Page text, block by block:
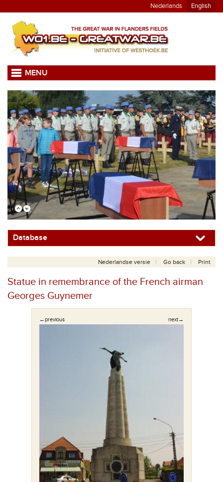
Nederlands English
MENU
Database
Nederlandse versie Go back Print
Statue in remembrance of the French airman
Georges Guynemer
←previous next→